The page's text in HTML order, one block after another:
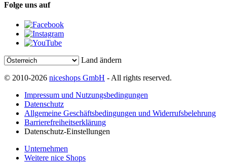
Folge uns auf
Land ändern
© 2010-2026 niceshops GmbH - All rights reserved.
Impressum und Nutzungsbedingungen
Datenschutz
Allgemeine Geschäftsbedingungen und Widerrufsbelehrung
Barrierefreiheitserklärung
Datenschutz-Einstellungen
Unternehmen
Weitere nice Shops